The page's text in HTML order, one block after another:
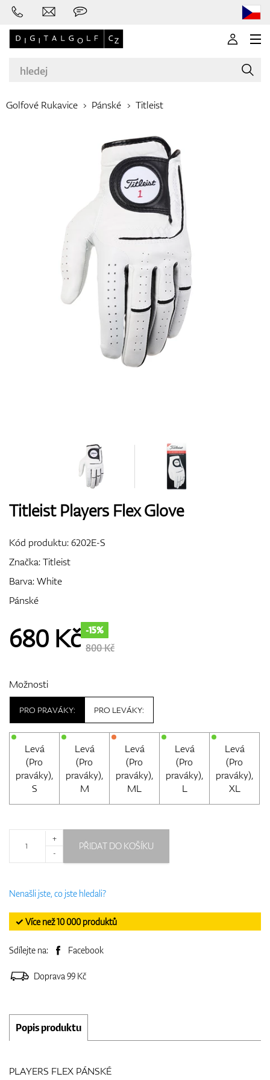
Golfové hole
Oblečení
Boty
Rukavice
Dárkové poukazy
Golfové Rukavice Pánské Titleist
Titleist Players Flex Glove
Kód produktu:6202E-S
Značka:Titleist
Barva: White
Pánské
680 Kč -15%
800 Kč
Možnosti
PRO PRAVÁKY:
Levá
(Pro
praváky),
S
Levá
(Pro
praváky),
M
Levá
(Pro
praváky),
ML
Levá
(Pro
praváky),
L
Levá
(Pro
praváky),
XL
PRO LEVÁKY:
+
-
PŘIDAT DO KOŠÍKU
Nenašli jste, co jste hledali?
✓ Více než 10 000 produktů
Sdílejte na: Facebook
Doprava 99 Kč
Popis produktu
PLAYERS FLEX PÁNSKÉ